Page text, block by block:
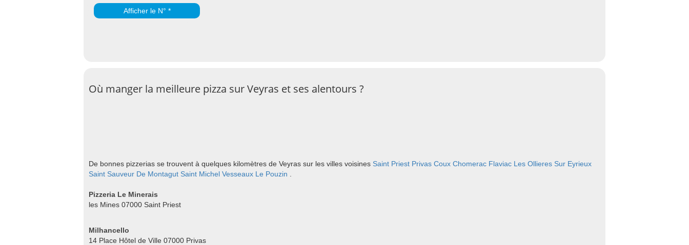
Afficher le N° *
Où manger la meilleure pizza sur Veyras et ses alentours ?
De bonnes pizzerias se trouvent à quelques kilomètres de Veyras sur les villes voisines Saint Priest Privas Coux Chomerac Flaviac Les Ollieres Sur Eyrieux
Saint Sauveur De Montagut Saint Michel Vesseaux Le Pouzin
Pizzeria Le Minerais
les Mines 07000 Saint Priest
Milhancello
14 Place Hôtel de Ville 07000 Privas